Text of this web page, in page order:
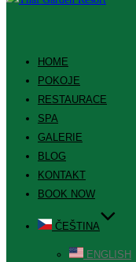
HOME
POKOJE
RESTAURACE
SPA
GALERIE
BLOG
KONTAKT
BOOK NOW
ČEŠTINA
ENGLISH